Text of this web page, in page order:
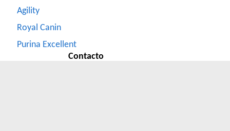
Agility
Royal Canin
Purina Excellent
Contacto